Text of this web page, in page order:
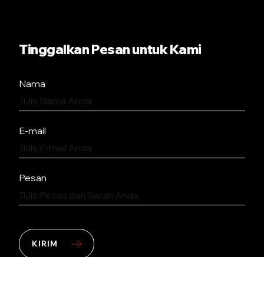
Tinggalkan Pesan untuk Kami
Nama
E-mail
Pesan
KIRIM